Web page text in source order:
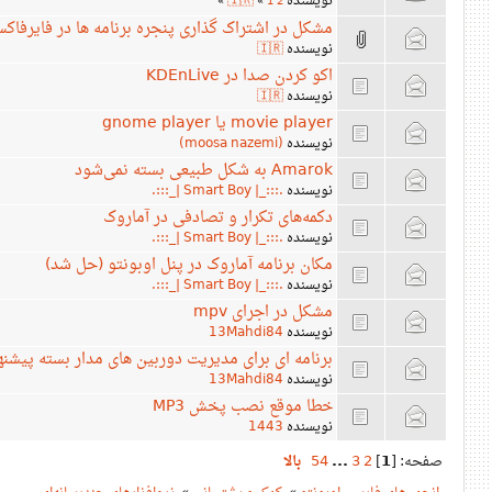
مشکل در اشتراک گذاری پنجره برنامه ها در
نویسنده🇮🇷
اکو کردن صدا در KDEnLive
نویسنده🇮🇷
movie player یا gnome player
نویسنده (moosa nazemi)
Amarok به شکل طبیعی بسته نمی‌شود
نویسنده .:::_| Smart Boy |_:::.
دکمه‌های تکرار و تصادفی در آماروک
نویسنده .:::_| Smart Boy |_:::.
مکان برنامه آماروک در پنل اوبونتو (حل شد)
نویسنده .:::_| Smart Boy |_:::.
مشکل در اجرای mpv
نویسنده 13Mahdi84
برنامه ای برای مدیریت دوربین های مدار بسته
نویسنده 13Mahdi84
خطا موقع نصب پخش MP3
نویسنده 1443
صفحه: [1
]
2
3
...
54 بالا